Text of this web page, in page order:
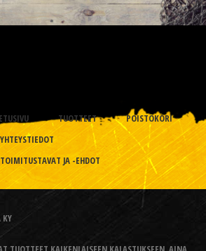
ETUSIVU TUOTTEET
POISTOKORI
YHTEYSTIEDOT
TOIMITUSTAVAT JA -EHDOT
KY